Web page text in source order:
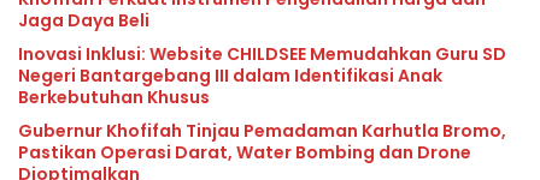
Jaga Daya Beli
Inovasi Inklusi: Website CHILDSEE Memudahkan Guru SD
Negeri Bantargebang III dalam Identifikasi Anak
Berkebutuhan Khusus
Gubernur Khofifah Tinjau Pemadaman Karhutla Bromo,
Pastikan Operasi Darat, Water Bombing dan Drone
Dioptimalkan